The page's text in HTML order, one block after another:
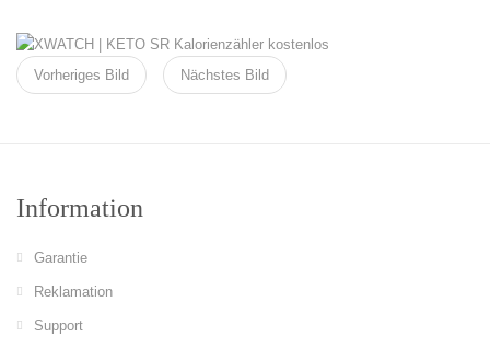
Vorheriges Bild Nächstes Bild
Information
Garantie
Reklamation
Support